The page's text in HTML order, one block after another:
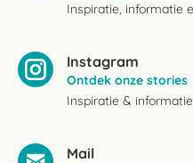
Inspiratie, informatie
Instagram
Ontdek onze stories
Inspiratie & informatie
Mail